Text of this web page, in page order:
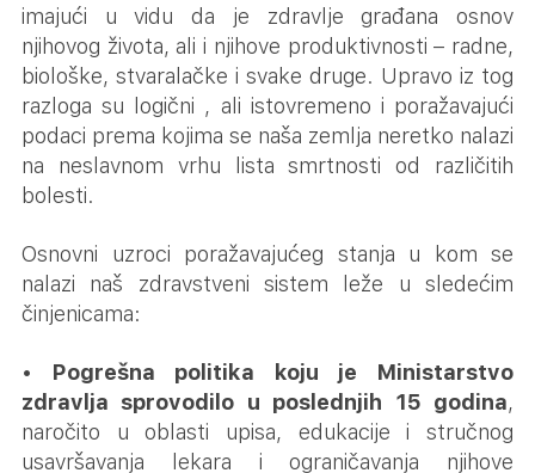
imajući u vidu da je zdravlje građana osnov
njihovog života, ali i njihove produktivnosti – radne,
biološke, stvaralačke i svake druge. Upravo iz tog
razloga su logični , ali istovremeno i poražavajući
podaci prema kojima se naša zemlja neretko nalazi
na neslavnom vrhu lista smrtnosti od različitih
bolesti.
Osnovni uzroci poražavajućeg stanja u kom se
nalazi naš zdravstveni sistem leže u sledećim
činjenicama:
• Pogrešna politika koju je Ministarstvo
zdravlja sprovodilo u poslednjih 15 godina,
naročito u oblasti upisa, edukacije i stručnog
usavršavanja lekara i ograničavanja njihove